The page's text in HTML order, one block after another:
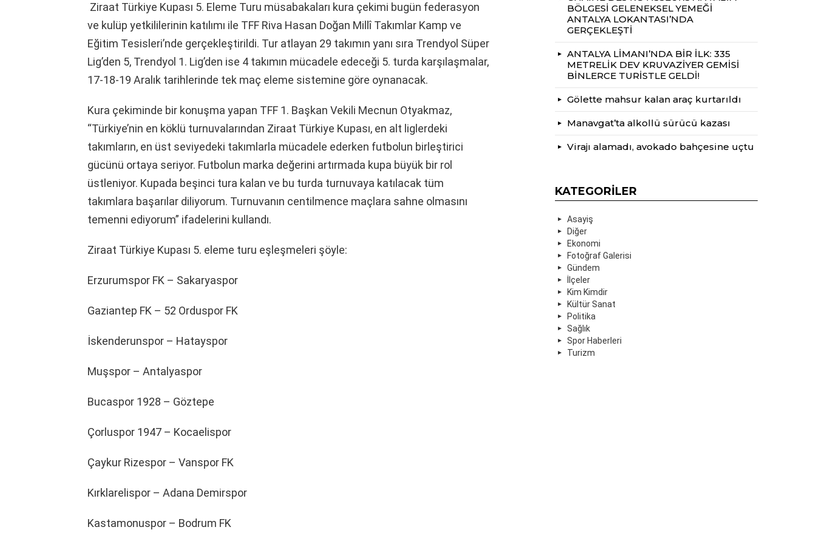
Ziraat Türkiye Kupası 5. Eleme Turu müsabakaları kura çekimi bugün federasyon
ve kulüp yetkililerinin katılımı ile TFF Riva Hasan Doğan Millî Takımlar Kamp ve
Eğitim Tesisleri’nde gerçekleştirildi. Tur atlayan 29 takımın yanı sıra Trendyol Süper
Lig’den 5, Trendyol 1. Lig’den ise 4 takımın mücadele edeceği 5. turda karşılaşmalar,
17-18-19 Aralık tarihlerinde tek maç eleme sistemine göre oynanacak.
Kura çekiminde bir konuşma yapan TFF 1. Başkan Vekili Mecnun Otyakmaz,
“Türkiye’nin en köklü turnuvalarından Ziraat Türkiye Kupası, en alt liglerdeki
takımların, en üst seviyedeki takımlarla mücadele ederken futbolun birleştirici
gücünü ortaya seriyor. Futbolun marka değerini artırmada kupa büyük bir rol
üstleniyor. Kupada beşinci tura kalan ve bu turda turnuvaya katılacak tüm
takımlara başarılar diliyorum. Turnuvanın centilmence maçlara sahne olmasını
temenni ediyorum” ifadelerini kullandı.
Ziraat Türkiye Kupası 5. eleme turu eşleşmeleri şöyle:
Erzurumspor FK – Sakaryaspor
Gaziantep FK – 52 Orduspor FK
İskenderunspor – Hatayspor
Muşspor – Antalyaspor
Bucaspor 1928 – Göztepe
Çorluspor 1947 – Kocaelispor
Çaykur Rizespor – Vanspor FK
Kırklarelispor – Adana Demirspor
Kastamonuspor – Bodrum FK
BÖLGESİ GELENEKSEL YEMEĞİ
ANTALYA LOKANTASI’NDA
GERÇEKLEŞTİ
ANTALYA LİMANI’NDA BİR İLK: 335
METRELİK DEV KRUVAZİYER GEMİSİ
BİNLERCE TURİSTLE GELDİ!
Gölette mahsur kalan araç kurtarıldı
Manavgat’ta alkollü sürücü kazası
Virajı alamadı, avokado bahçesine uçtu
KATEGORILER
Asayiş
Diğer
Ekonomi
Fotoğraf Galerisi
Gündem
İlçeler
Kim Kimdir
Kültür Sanat
Politika
Sağlık
Spor Haberleri
Turizm